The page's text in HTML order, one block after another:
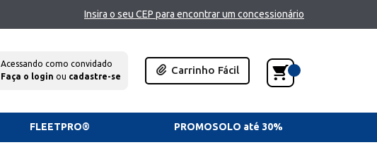
Insira o seu CEP para encontrar um concessionário
Acessando como convidado
Faça o login ou cadastre-se
Carrinho Fácil
FLEETPRO® PROMOSOLO até 30%